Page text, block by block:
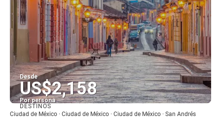
Desde
US$2,158
Por persona
Ver
DESTINOS
Ciudad de México · Ciudad de México · Ciudad de México · San Andrés